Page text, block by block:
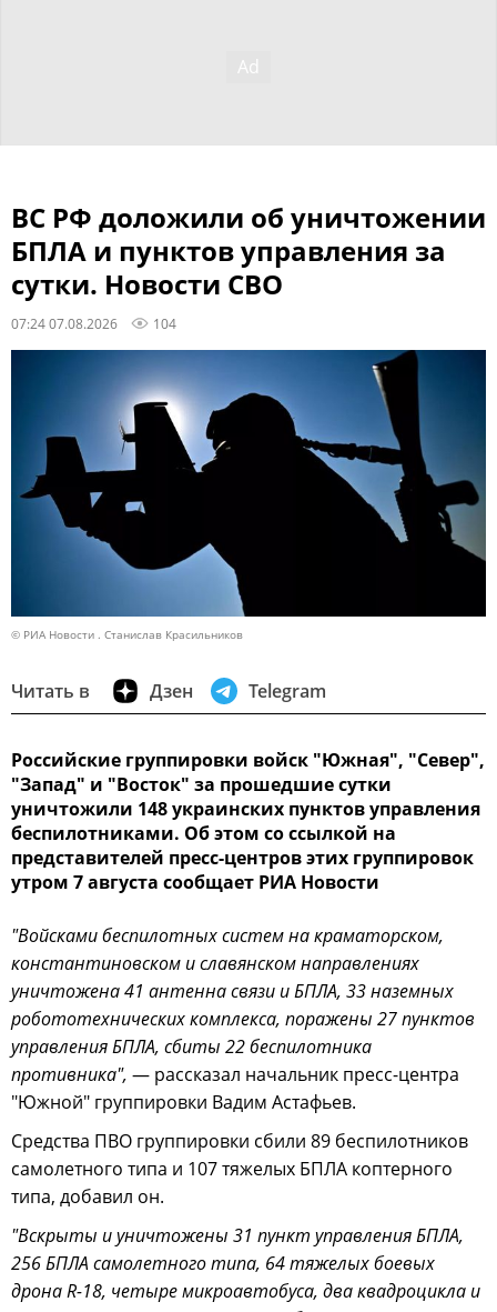
ВС РФ доложили об уничтожении
БПЛА и пунктов управления за
сутки. Новости СВО
07:24 07.08.2026 104
© РИА Новости . Станислав Красильников
Читать в Дзен Telegram
Российские группировки войск "Южная", "Север",
"Запад" и "Восток" за прошедшие сутки
уничтожили 148 украинских пунктов управления
беспилотниками. Об этом со ссылкой на
представителей пресс-центров этих группировок
утром 7 августа сообщает РИА Новости
"Войсками беспилотных систем на краматорском,
константиновском и славянском направлениях
уничтожена 41 антенна связи и БПЛА, 33 наземных
робототехнических комплекса, поражены 27 пунктов
управления БПЛА, сбиты 22 беспилотника
противника", — рассказал начальник пресс-центра
"Южной" группировки Вадим Астафьев.
Средства ПВО группировки сбили 89 беспилотников
самолетного типа и 107 тяжелых БПЛА коптерного
типа, добавил он.
"Вскрыты и уничтожены 31 пункт управления БПЛА,
256 БПЛА самолетного типа, 64 тяжелых боевых
дрона R-18, четыре микроавтобуса, два квадроцикла и